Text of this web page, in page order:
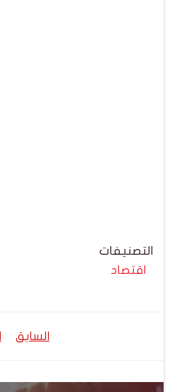
التصنيفات
اقتصاد
السابق